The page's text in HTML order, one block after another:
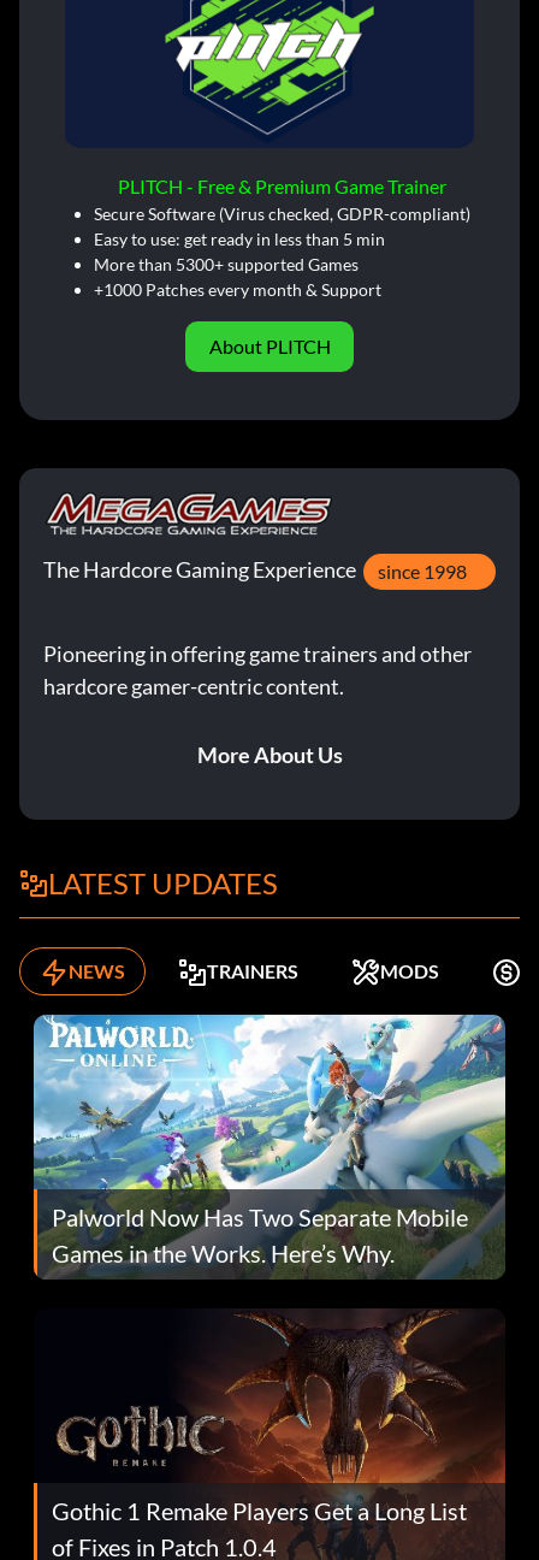
PLITCH - Free & Premium Game Trainer
Secure Software (Virus checked, GDPR-compliant)
Easy to use: get ready in less than 5 min
More than 5300+ supported Games
+1000 Patches every month & Support
About PLITCH
The Hardcore Gaming Experience since 1998
Pioneering in offering game trainers and other
hardcore gamer-centric content.
More About Us
LATEST UPDATES
NEWS TRAINERS MODS
Palworld Now Has Two Separate Mobile
Games in the Works. Here’s Why.
Gothic 1 Remake Players Get a Long List
of Fixes in Patch 1.0.4